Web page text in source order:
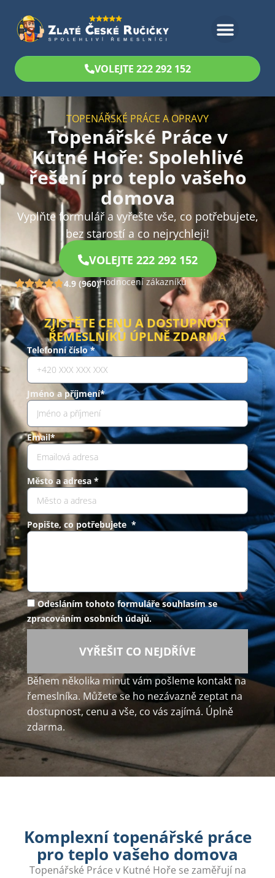
VOLEJTE 222 292 152
TOPENÁŘSKÉ PRÁCE A OPRAVY
Topenářské Práce v
Kutné Hoře: Spolehlivé
řešení pro teplo vašeho
domova
Vyplňte formulář a vyřešte vše, co potřebujete,
bez starostí a co nejrychleji!
VOLEJTE 222 292 152
4.9 (960)Hodnocení zákazníků
ZJISTĚTE CENU A DOSTUPNOST
ŘEMESLNÍKŮ ÚPLNĚ ZDARMA
Telefonní číslo *
Jméno a příjmení*
Email*
Město a adresa *
Popište, co potřebujete *
Odesláním tohoto formuláře souhlasím se
zpracováním osobních údajů.
VYŘEŠIT CO NEJDŘÍVE
Během několika minut vám pošleme kontakt na
řemeslníka. Můžete se ho nezávazně zeptat na
dostupnost, cenu a vše, co vás zajímá. Úplně
zdarma.
Komplexní topenářské práce
pro teplo vašeho domova
Topenářské Práce v Kutné Hoře se zaměřují na